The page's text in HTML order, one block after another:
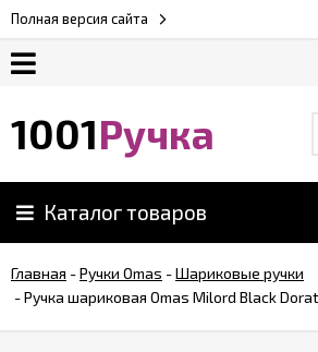
Полная версия сайта
Возврат
1001Ручка
Каталог товаров
Главная -Ручки Omas -Шариковые ручки
-Ручка шариковая Omas Milord Black